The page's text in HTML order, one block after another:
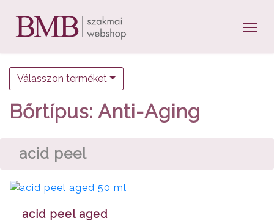
Válasszon terméket
Bőrtípus: Anti-Aging
acid peel
acid peel aged